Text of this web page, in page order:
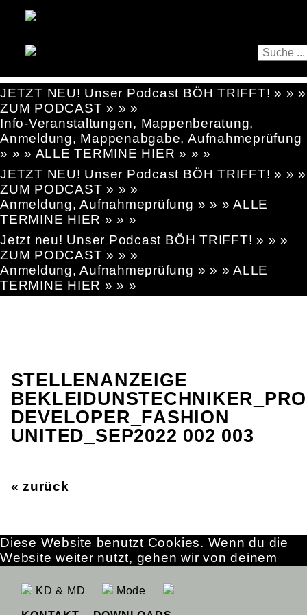
JETZT NEU! Unser Podcast BÖH TRIFFT! » » »
ZUM PODCAST » » »
Info-Veranstaltungen, Mappenberatung,
Anmeldung, Mappenabgabe, Aufnahmeprüfung
» » » ALLE TERMINE HIER » » »
JETZT NEU! Unser Podcast BÖH TRIFFT! » » »
ZUM PODCAST » » »
Anmeldung, Aufnahmeprüfung » » » ALLE
TERMINE HIER » » »
Jetzt neu! Unser Podcast BÖH TRIFFT! » » »
ZUM PODCAST » » »
Anmeldung, Aufnahmeprüfung » » » ALLE
TERMINE HIER » » »
STELLENANZEIGE
DEVELOPER_FASHION
UNITED_SEP2022 002 003
« zurück
KD & MD Mode
Diese Website benutzt Cookies. Wenn du die
Website weiter nutzt, gehen wir von deinem